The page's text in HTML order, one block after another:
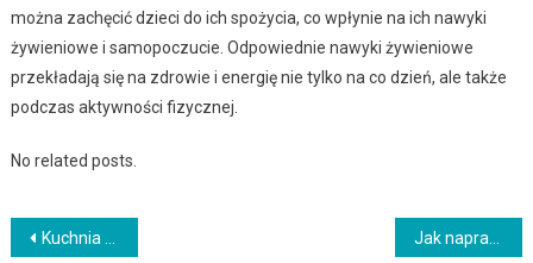
można zachęcić dzieci do ich spożycia, co wpłynie na ich nawyki
żywieniowe i samopoczucie. Odpowiednie nawyki żywieniowe
przekładają się na zdrowie i energię nie tylko na co dzień, ale także
podczas aktywności fizycznej.
No related posts.
Nawigacja
Kuchnia turecka w Twoim domu – przepisy na tradycyjne i aromatyczne dania